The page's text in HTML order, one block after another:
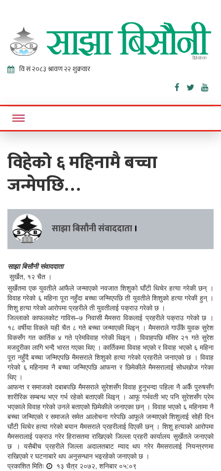
Sajha
Bisaunee
Online News Portal
विहेको ६ महिनामै बच्चा
जन्मेपछि…
साझा बिसौनी संवाददाता ।
साझा बिसौनी संवाददाता
सुर्खेत, १२ चैत ।
सुर्खेतमा एक युवतीले आफैले जन्माएको नवजात शिशुको घाँटी थिचेर हत्या गरेकी छन् ।
विवाह गरेको ६ महिना पूरा नहुँदा बच्चा जन्मिएपछि ती युवतीले शिशुको हत्या गरेकी हुन् ।
शिशु हत्या गरेको आरोपमा प्रहरीले ती युवतीलाई पक्राउ गरेको छ ।
जिल्लाको काफलकोट गाविस–७ निवासी मैमसरा विकलाई प्रहरीले पक्राउ गरेको छ ।
१८ वर्षीया विकले यही चैत ८ गते बच्चा जन्माएकी थिइन् । मैमसराले गाउँकै युवक सुरेश
विकसँग गत कार्तिक ४ गते प्रेमविवाह गरेकी थिइन् । विवाहपछि मंसिर २१ गते सुरेश
मजदुरीका लागि भन्दै भारत गएका थिए । कार्तिकमा विवाह भएको र विवाह भएको ६ महिना
पूरा नहुँदै बच्चा जन्मिएपछि मैमसराले शिशुको हत्या गरेको प्रहरीले जनाएको छ । विवाह
गरेको ६ महिनामा नै बच्चा जन्मिएपछि आफन्त र छिमेकीले मैमसरालाई सोधखोज गरेका
थिए ।
आफन्त र समाजको दबाबपछि मैमसराले सुरेशसँग विवाह हुनुभन्दा पहिला नै अर्कै पुरुषसँग
शारीरिक सम्बन्ध भएर गर्भ रहेको बताएकी थिइन् । आफू गर्भवती भए पनि सुरेशसँग प्रेम
भएकाले विवाह गरेको उनले बताएको छिमेकीले जनाएका छन् । विवाह भएको ६ महिनामा नै
बच्चा जन्मिएको र समाजले समेत आलोचना गरेपछि आफूले जन्माएको शिशुलाई सोही दिन
घाँटी थिचेर हत्या गरेको बयान मैमसराले प्रहरीलाई दिएकी छन् । शिशु हत्याको आरोपमा
मैमसरालाई पक्राउ गरेर हिरासतमा राखिएको जिल्ला प्रहरी कार्यालय सुर्खेतले जनाएको
छ । यसैबीच प्रहरीले जिल्ला अदालतबाट म्याद थप गरेर मैमसरालाई नियन्त्रणमा
राखिएको र घटनाबारे थप अनुसन्धान भइरहेको जनाएको छ ।
प्रकाशित मितिः
१३ चैत्र २०७२, शनिबार ०५:०९